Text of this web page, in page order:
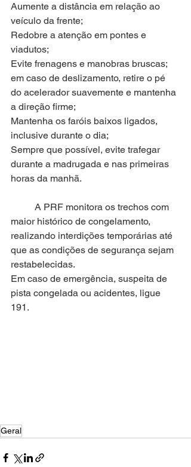
Aumente a distância em relação ao
veículo da frente;
Redobre a atenção em pontes e
viadutos;
Evite frenagens e manobras bruscas;
em caso de deslizamento, retire o pé
do acelerador suavemente e mantenha
a direção firme;
Mantenha os faróis baixos ligados,
inclusive durante o dia;
Sempre que possível, evite trafegar
durante a madrugada e nas primeiras
horas da manhã.
maior histórico de congelamento,
realizando interdições temporárias até
que as condições de segurança sejam
restabelecidas.
Em caso de emergência, suspeita de
pista congelada ou acidentes, ligue
191.
Geral